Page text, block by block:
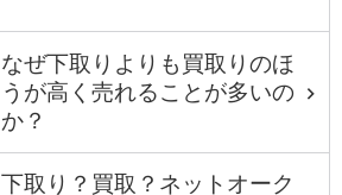
なぜ下取りよりも買取りのほ
うが高く売れることが多いの
か？
下取り？買取？ネットオーク